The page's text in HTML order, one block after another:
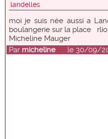
landelles
moi je suis née aussi a
boulangerie sur la place
Micheline Mauger
Par michelinele 30/09/